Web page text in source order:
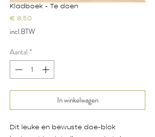
Kladboek - Te doen
€ 8,50
incl.BTW
Aantal *
In winkelwagen
Dit leuke en bewuste doe-blok